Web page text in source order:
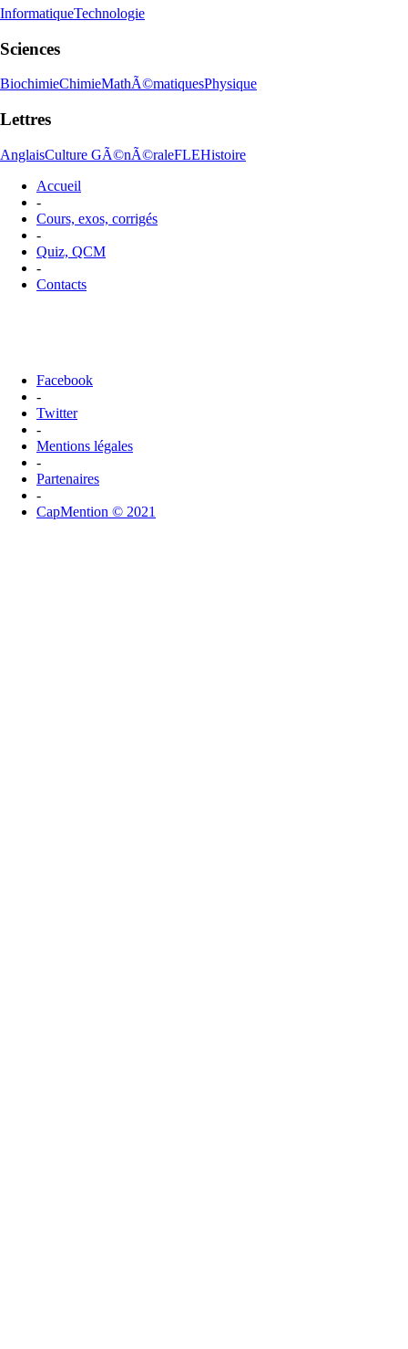
InformatiqueTechnologie
Sciences
BiochimieChimieMathÃ©matiquesPhysique
Lettres
AnglaisCulture GÃ©nÃ©raleFLEHistoire
Accueil
-
Cours, exos, corrigés
-
Quiz, QCM
-
Contacts
Facebook
-
Twitter
-
Mentions légales
-
Partenaires
-
CapMention © 2021